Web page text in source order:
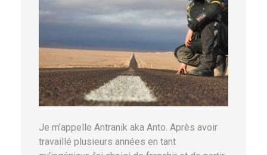
Je m’appelle Antranik aka Anto. Après avoir
travaillé plusieurs années en tant